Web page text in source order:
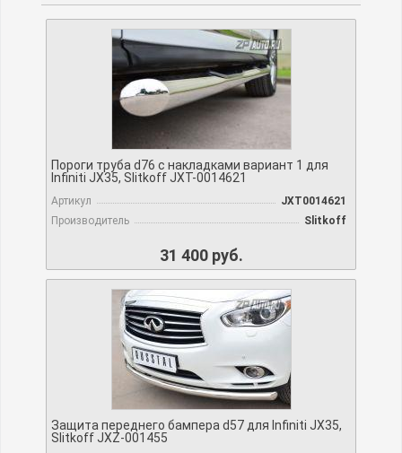
Пороги труба d76 с накладками вариант 1 для
Infiniti JX35, Slitkoff JXT-0014621
Артикул
JXT0014621
Производитель
Slitkoff
31 400 руб.
Защита переднего бампера d57 для Infiniti JX35,
Slitkoff JXZ-001455